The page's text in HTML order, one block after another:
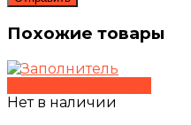
Похожие товары
Нет в наличии